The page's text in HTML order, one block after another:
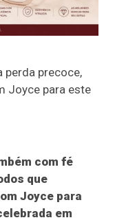
perda precoce,
Joyce para este
com fé
que
Joyce para
em